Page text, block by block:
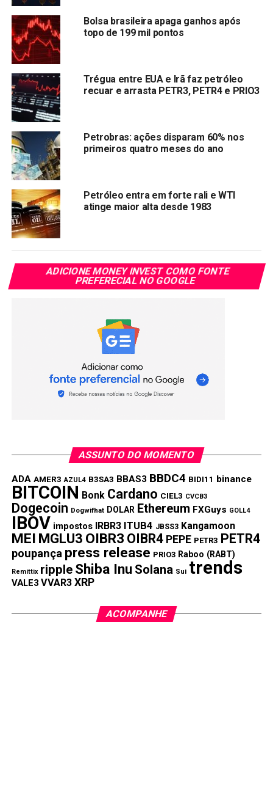
inflaçãopara 8,45% neste ano.
Com informações Reuters
Ações da Oi (OIBR3) fecham em alta 6,67% nesta
sexta-feira (02)
Com prejuízo de R$ 3,409 bi no 2º tri, ações da Oi
caem mais de 9%
Ações da Oi (OIBR3;OIBR4) terminam o dia em
queda após prejuízo subir 82,4%
Banco Inter BIDI4 fará desdobramento de ações na
Ação da Oi (OIBR3) entra nos centavos e corre
risco de Grupamento
Compartilhar:
Copy
Link
WhatsApp
Twitter
Facebook
Reddit
Email
Rendimento da poupança hoje: 11/10/2021
Rendimento da poupança hoje: 08/10/2021
Bolsa brasileira apaga ganhos após
topo de 199 mil pontos
Trégua entre EUA e Irã faz petróleo
recuar e arrasta PETR3, PETR4 e PRIO3
Petrobras: ações disparam 60% nos
primeiros quatro meses do ano
Petróleo entra em forte rali e WTI
atinge maior alta desde 1983
ADICIONE MONEY INVEST COMO FONTE
PREFERECIAL NO GOOGLE
ASSUNTO DO MOMENTO
ADA AMER3 AZUL4 B3SA3 BBAS3 BBDC4 BIDI11 binance
BITCOIN Bonk Cardano CIEL3 CVCB3
Dogecoin Dogwifhat DOLAR Ethereum FXGuys GOLL4
IBOV impostos IRBR3 ITUB4 JBSS3 Kangamoon
MEI MGLU3 OIBR3 OIBR4 PEPE PETR3 PETR4
poupança press release PRIO3 Raboo (RABT)
Remittix ripple Shiba Inu Solana Sui trends
VALE3 VVAR3 XRP
ACOMPANHE